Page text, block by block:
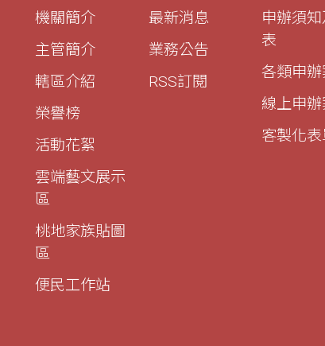
機關簡介
主管簡介
轄區介紹
榮譽榜
活動花絮
雲端藝文展示
區
桃地家族貼圖
區
便民工作站
最新消息
業務公告
RSS訂閱
申辦須
表
各類申辦
線上申
客製化表